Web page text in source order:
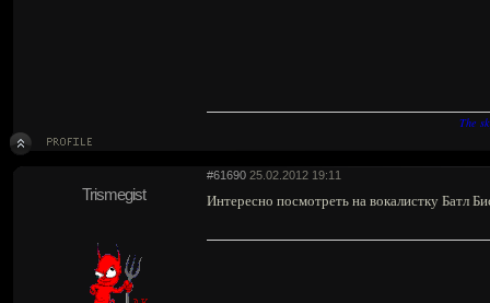
The
#61690 25.02.2012 19:11
Trismegist Интересно посмотреть на вокалистку Батл